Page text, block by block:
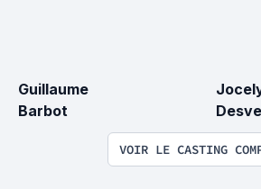
Guillaume
Barbot
VOIR LE CASTING